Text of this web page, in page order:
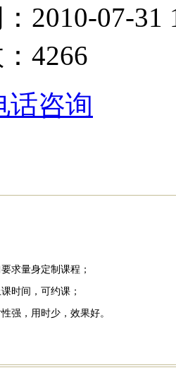
2010-07-31
4266
话咨询
求量身定制课程；
时间，可约课；
强，用时少，效果好。